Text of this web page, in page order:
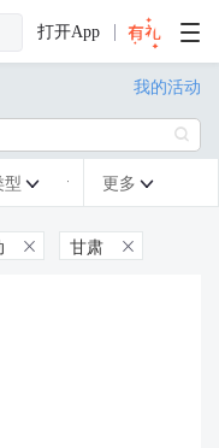
打开App
我的活动

型  更多 
 甘肃 